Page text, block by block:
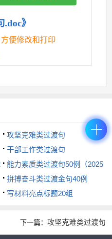
当；组织有为，给干部护
劲，为实践探路者松绑减
，又“加加油”“鼓鼓劲”。
，不做不思进取的无为
，事业发展的“领头雁”。
》
便修改和打印
攻坚克难类过渡句
干部工作类过渡句
能力素质类过渡句50例（2025
年12月23日）
拼搏奋斗类过渡金句40例
写材料亮点标题20组
下一篇： 攻坚克难类过渡句